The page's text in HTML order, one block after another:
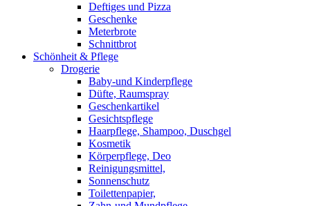
Deftiges und Pizza
Geschenke
Meterbrote
Schnittbrot
Schönheit & Pflege
Drogerie
Baby-und Kinderpflege
Düfte, Raumspray
Geschenkartikel
Gesichtspflege
Haarpflege, Shampoo, Duschgel
Kosmetik
Körperpflege, Deo
Reinigungsmittel,
Sonnenschutz
Toilettenpapier,